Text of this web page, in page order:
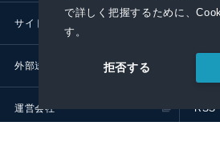
で詳しく把握するために、
す。
拒否する
サイトポリシー
外部送信ポリシー プ
運営会社 RSS